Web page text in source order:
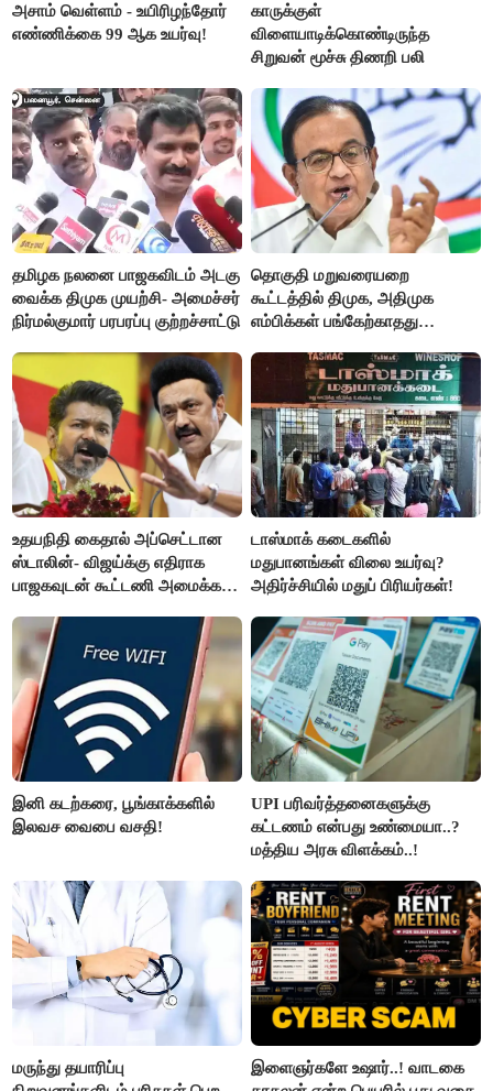
அசாம் வெள்ளம் - உயிரிழந்தோர்
எண்ணிக்கை 99 ஆக உயர்வு!
காருக்குள்
விளையாடிக்கொண்டிருந்த
சிறுவன் மூச்சு திணறி பலி
தமிழக நலனை பாஜகவிடம் அடகு
வைக்க திமுக முயற்சி- அமைச்சர்
நிர்மல்குமார் பரபரப்பு குற்றச்சாட்டு
தொகுதி மறுவரையறை
கூட்டத்தில் திமுக, அதிமுக
எம்பிக்கள் பங்கேற்காதது
உதயநிதி கைதால் அப்செட்டான
ஸ்டாலின்- விஜய்க்கு எதிராக
பாஜகவுடன் கூட்டணி அமைக்க
டாஸ்மாக் கடைகளில்
மதுபானங்கள் விலை உயர்வு?
அதிர்ச்சியில் மதுப் பிரியர்கள்!
இனி கடற்கரை, பூங்காக்களில்
இலவச வைபை வசதி!
UPI பரிவர்த்தனைகளுக்கு
கட்டணம் என்பது உண்மையா..?
மத்திய அரசு விளக்கம்..!
மருந்து தயாரிப்பு
இளைஞர்களே உஷார்..! வாடகை